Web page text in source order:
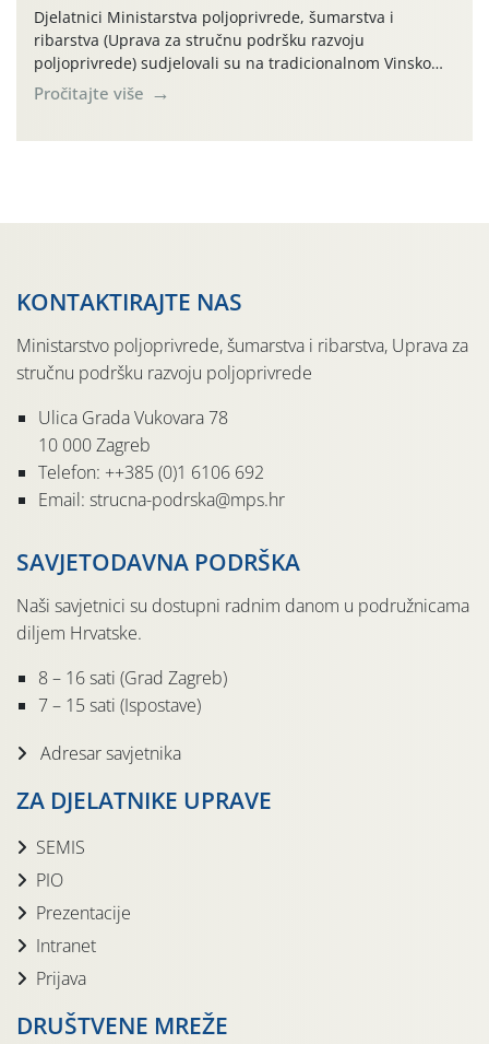
Djelatnici Ministarstva poljoprivrede, šumarstva i
ribarstva (Uprava za stručnu podršku razvoju
poljoprivrede) sudjelovali su na tradicionalnom Vinskom
forumu, održanom 24.07.2026. godine u Domu vinarske
tradicije u Putnikovićima na poluotoku Pelješcu, u
Pročitajte više
KONTAKTIRAJTE NAS
Ministarstvo poljoprivrede, šumarstva i ribarstva, Uprava za
stručnu podršku razvoju poljoprivrede
Ulica Grada Vukovara 78
10 000 Zagreb
Telefon: ++385 (0)1 6106 692
Email: strucna-podrska@mps.hr
SAVJETODAVNA PODRŠKA
Naši savjetnici su dostupni radnim danom u podružnicama
diljem Hrvatske.
8 – 16 sati (Grad Zagreb)
7 – 15 sati (Ispostave)
Adresar savjetnika
ZA DJELATNIKE UPRAVE
SEMIS
PIO
Prezentacije
Intranet
Prijava
DRUŠTVENE MREŽE